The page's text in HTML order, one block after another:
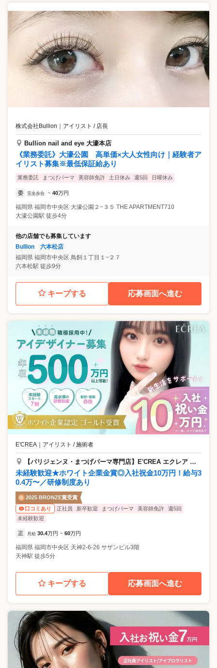
株式会社Bullion アイリスト / 店長
Bullion nail and eye 大濠本店
《業務委託》大濠公園 高単価×大人女性向け｜経験者ア
イリスト募集※最低保証給あり
業務委託 まつげパーマ 美容師免許 土日休み 週5回 日曜休み
委 完全歩合 ~ 40万円
福岡県 福岡市中央区 大濠公園２−３５ THE APARTMENT710
大濠公園駅 徒歩4分
他の店舗でも募集しています
Bullion 六本松店
福岡県 福岡市中央区 鳥飼１丁目１−２７
六本松駅 徒歩9分
キープする 応募画面へ進む
E'CREA アイリスト / 施術者
【パリジェンヌ・まつげパーマ専門店】E'CREA エクレア 天神店
未経験歓迎★ホワイト企業金賞◎入社祝金10万円！給与3
0.4万〜／研修制度あり
2025 BRONZE賞受賞
口コミあり
正社員 新卒歓迎 まつげパーマ 美容師免許
週5回
未経験歓迎
正 月給 30.4万円 ~ 60万円
福岡県 福岡市中央区 天神2-6-26 サザンビル3階
天神駅 徒歩5分
キープする 応募画面へ進む